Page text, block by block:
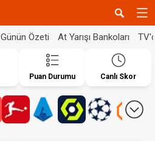
Günün Özeti At Yarışı Bankoları
Puan Durumu Canlı Skor